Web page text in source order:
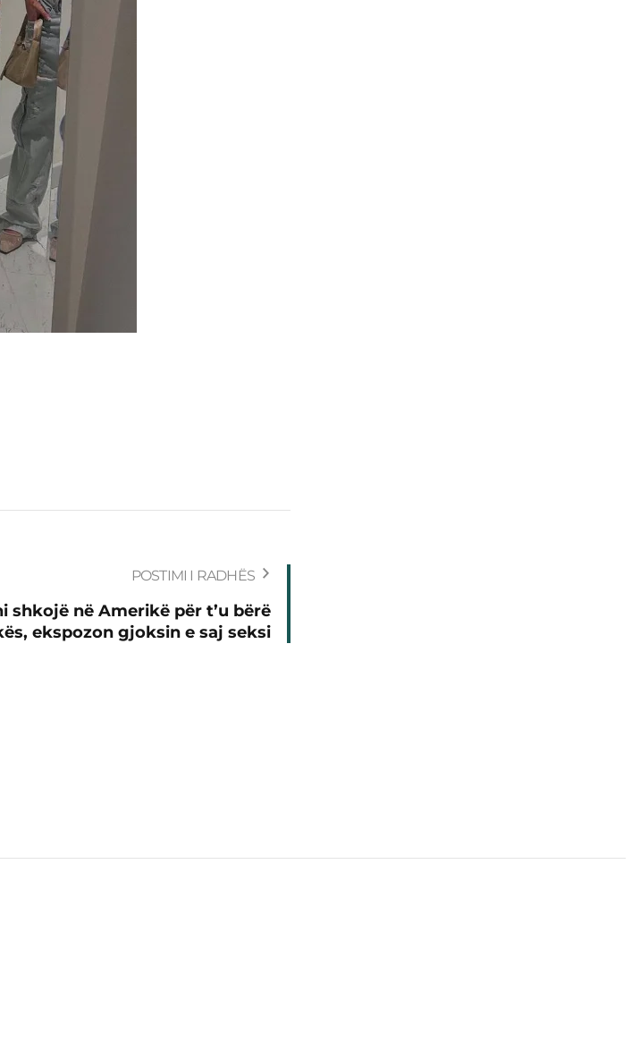
POSTIMI I RADHËS
shkojë në Amerikë për t’u bërë
ekspozon gjoksin e saj seksi